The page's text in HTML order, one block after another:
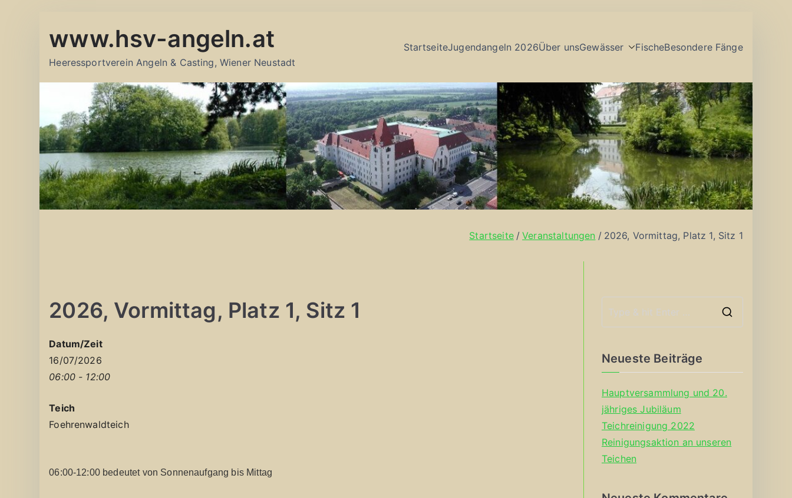
Inhalt
www.hsv-angeln.at
Heeressportverein Angeln & Casting, Wiener Neustadt
StartseiteJugendangeln 2026Über unsGewässer FischeBesondere Fänge
Startseite Veranstaltungen 2026, Vormittag, Platz 1, Sitz 1
2026, Vormittag, Platz 1, Sitz 1
Datum/Zeit
16/07/2026
06:00 - 12:00
Teich
Foehrenwaldteich
06:00-12:00 bedeutet von Sonnenaufgang bis Mittag
Neueste Beiträge
Hauptversammlung und 20.
jähriges Jubiläum
Teichreinigung 2022
Reinigungsaktion an unseren
Teichen